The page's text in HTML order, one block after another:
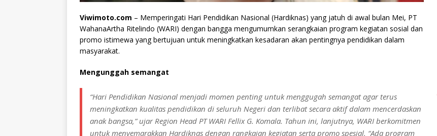
Viwimoto.com – Memperingati Hari Pendidikan Nasional (Hardiknas) yang jatuh di awal bulan Mei, PT
WahanaArtha Ritelindo (WARI) dengan bangga mengumumkan serangkaian program kegiatan sosial dan
promo istimewa yang bertujuan untuk meningkatkan kesadaran akan pentingnya pendidikan dalam
masyarakat.
Mengunggah semangat
“Hari Pendidikan Nasional menjadi momen penting untuk menggugah semangat agar terus
meningkatkan kualitas pendidikan di seluruh Negeri dan terlibat secara aktif dalam mencerdaskan
anak bangsa,” ujar Region Head PT WARI Fellix G. Komala. Tahun ini, lanjutnya, WARI berkomitmen
untuk menyemarakkan Hardiknas dengan rangkaian kegiatan serta promo spesial. “Ada program